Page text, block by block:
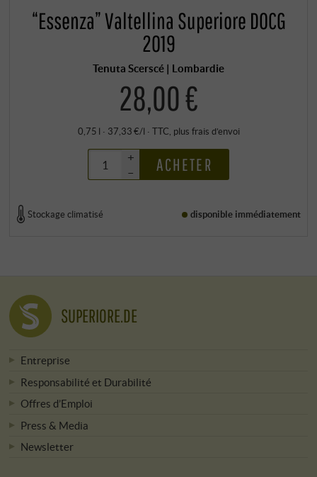
“Essenza” Valtellina Superiore DOCG
2019
Tenuta Scerscé | Lombardie
28,00 €
0,75 l · 37,33 €/l · TTC, plus frais d’envoi
+
–
ACHETER
Stockage climatisé disponible immédiatement
SUPERIORE.DE
Entreprise
Responsabilité et Durabilité
Offres d’Emploi
Press & Media
Newsletter